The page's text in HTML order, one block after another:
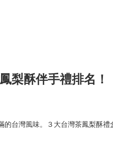
梨酥伴手禮排名！
的台灣風味。３大台灣茶鳳梨酥禮